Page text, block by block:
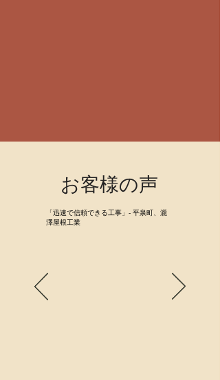
お客様の声
「迅速で信頼できる工事」- 平泉町、瀧
澤屋根工業